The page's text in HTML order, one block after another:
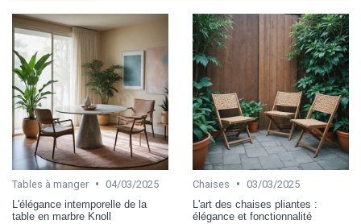
Tables à manger • 04/03/2025
L'élégance intemporelle de la
table en marbre Knoll
Chaises • 03/03/2025
L'art des chaises pliantes :
élégance et fonctionnalité